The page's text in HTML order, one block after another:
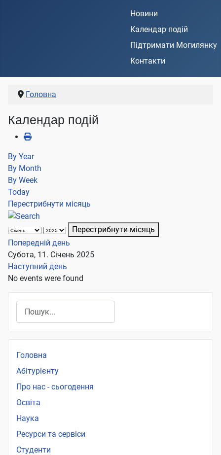
Новини
Календар подій
Підтримати Могилянку
Контакти
Головна
Календар подій
By Year
By Month
By Week
Today
Перестрибнути місяць
Перестрибнути місяць
Попередній день
Субота, 11. Січень 2025
Наступний день
No events were found
Головна
Абітурієнту
Про нас - сьогодення
Освіта
Наука
Ресурси та сервіси
Студенти